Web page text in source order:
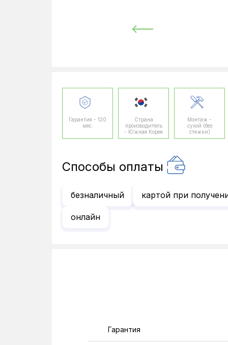
Гарантия - 120
мес.
Страна
производитель
- Южная Корея
Монтаж -
сухой (без
стяжки)
Способы оплаты
безналичный картой при
онлайн
Гарантия